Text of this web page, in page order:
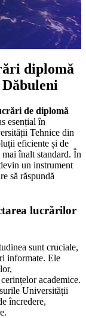
diplomă
de diplomă
esențial în
Tehnice din
eficiente și de
înalt standard. În
un instrument
să răspundă
lucrărilor
sunt cruciale,
informate. Ele
academice.
Universității
încredere,